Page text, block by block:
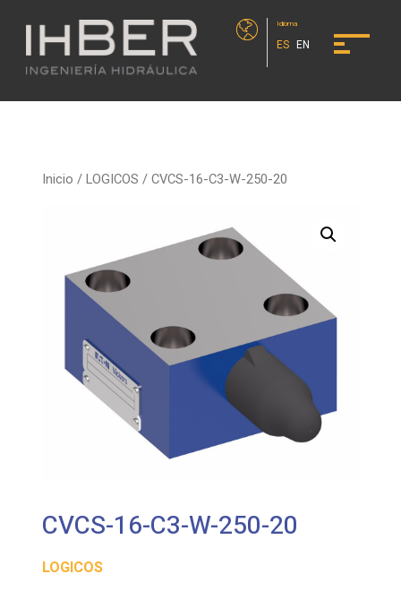
Idioma
ES EN
Inicio /LOGICOS / CVCS-16-C3-W-250-20
CVCS-16-C3-W-250-20
LOGICOS